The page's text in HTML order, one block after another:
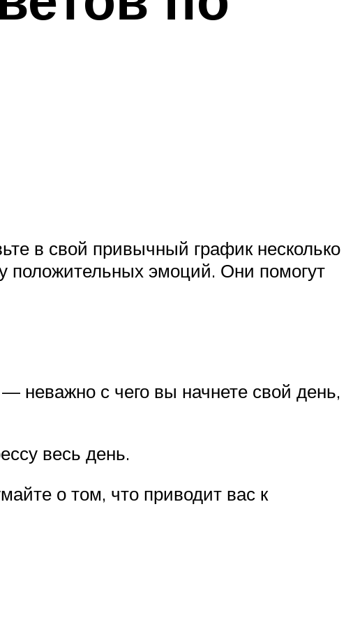
в свой привычный график несколько
положительных эмоций. Они помогут
неважно с чего вы начнете свой день,
весь день.
о том, что приводит вас к